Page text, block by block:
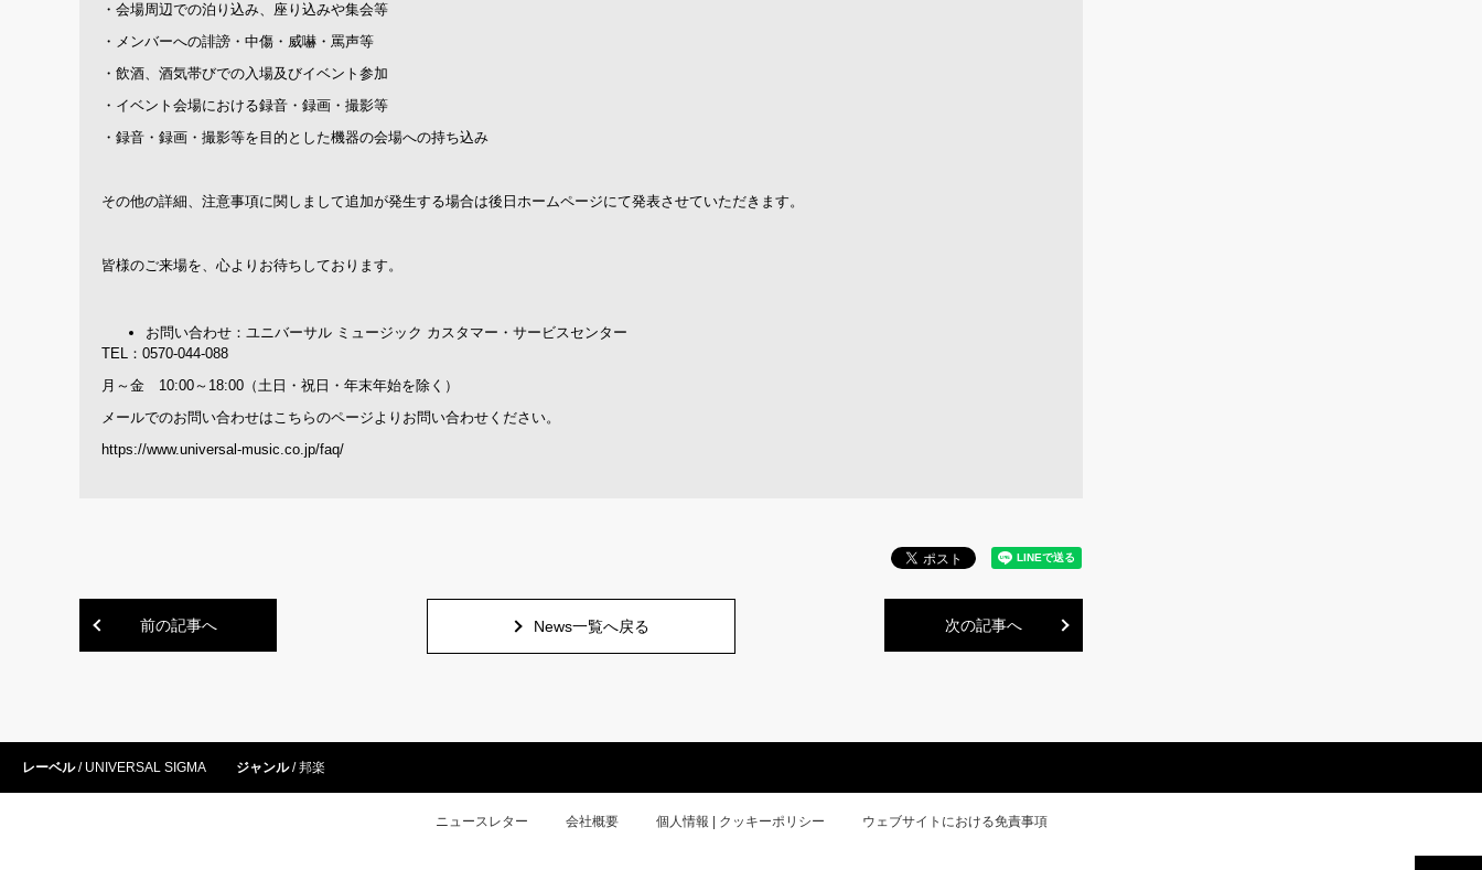
・会場周辺での泊り込み、座り込みや集会等
・メンバーへの誹謗・中傷・威嚇・罵声等
・飲酒、酒気帯びでの入場及びイベント参加
・イベント会場における録音・録画・撮影等
・録音・録画・撮影等を目的とした機器の会場への持ち込み
その他の詳細、注意事項に関しまして追加が発生する場合は後日ホームページにて発表させていただきます。
皆様のご来場を、心よりお待ちしております。
お問い合わせ：ユニバーサル ミュージック カスタマー・サービスセンター
TEL：0570-044-088
月～金 10:00～18:00（土日・祝日・年末年始を除く）
メールでのお問い合わせはこちらのページよりお問い合わせください。
https://www.universal-music.co.jp/faq/
前の記事へ 次の記事へ
News一覧へ戻る
レーベル UNIVERSAL SIGMA ジャンル 邦楽
ニュースレター 会社概要 個人情報 | クッキーポリシー ウェブサイトにおける免責事項